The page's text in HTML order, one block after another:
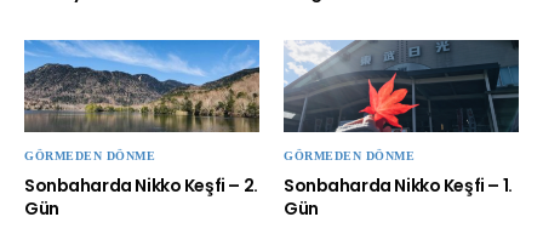
GÖRMEDEN DÖNME
Sonbaharda Nikko Keşfi – 2.
Gün
GÖRMEDEN DÖNME
Sonbaharda Nikko Keşfi – 1.
Gün